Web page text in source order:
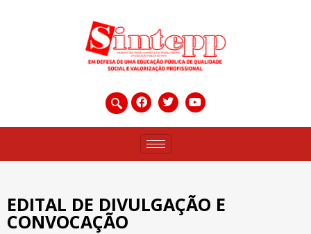
EDITAL DE DIVULGAÇÃO E
CONVOCAÇÃO